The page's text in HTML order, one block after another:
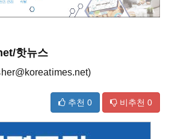
핫뉴스
추천 0 비추천 0